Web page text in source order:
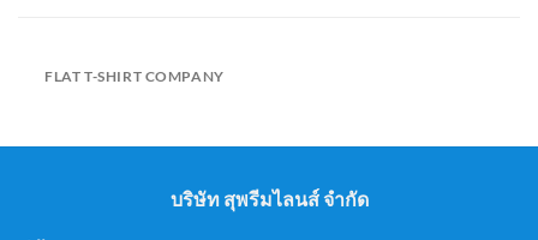
FLAT T-SHIRT COMPANY
บริษัท สุพรีมไลนส์ จำกัด